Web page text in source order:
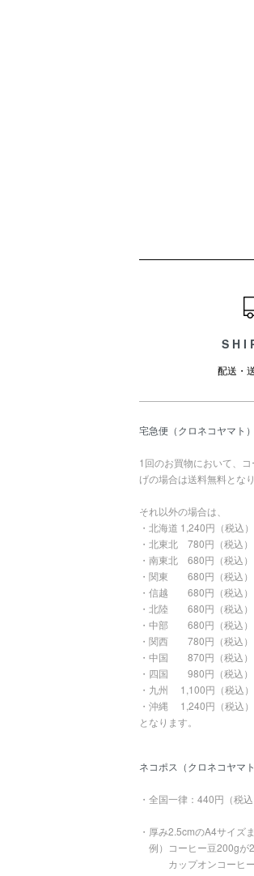
配送・
宅急便（クロネコヤマト）
1回のお買物において、
げの場合は送料無料となり
それ以外の場合は、
・北海道 1,240円（税込）
・北東北 780円（税込）
・南東北 680円（税込）
・関東 680円（税込）
・信越 680円（税込）
・北陸 680円（税込）
・中部 680円（税込）
・関西 780円（税込）
・中国 870円（税込）
・四国 980円（税込）
・九州 1,100円（税込）
・沖縄 1,240円（税込）
となります。
ネコポス（クロネコヤマト
・全国一律：440円（税込
・厚み2.5cmのA4サイズ
例）コーヒー豆200gが2
カップオンコーヒー